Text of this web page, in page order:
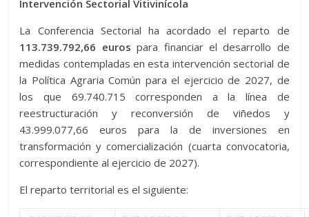
Intervención Sectorial Vitivinícola
La Conferencia Sectorial ha acordado el reparto de
113.739.792,66 euros para financiar el desarrollo de
medidas contempladas en esta intervención sectorial de
la Política Agraria Común para el ejercicio de 2027, de
los que 69.740.715 corresponden a la línea de
reestructuración y reconversión de viñedos y
43.999.077,66 euros para la de inversiones en
transformación y comercialización (cuarta convocatoria,
correspondiente al ejercicio de 2027).
El reparto territorial es el siguiente: